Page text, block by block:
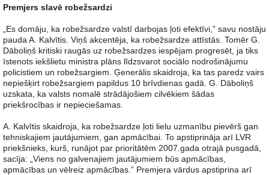
Premjers slavē robežsardzi
„Es domāju, ka robežsardze valstī darbojas ļoti efektīvi,” savu nostāju
pauda A. Kalvītis. Viņš akcentēja, ka robežsardze attīstās. Tomēr G.
Dāboliņš kritiski raugās uz robežsardzes iespējam progresēt, ja tiks
īstenots iekšlietu ministra plāns līdzsvarot sociālo nodrošinājumu
policistiem un robežsargiem. Ģenerālis skaidroja, ka tas paredz vairs
nepiešķirt robežsargiem papildus 10 brīvdienas gadā. G. Dāboliņš
uzskata, ka valsts nomalē strādājošiem cilvēkiem šādas
priekšrocības ir nepieciešamas.
A. Kalvītis skaidroja, ka robežsardze ļoti lielu uzmanību pievērš gan
tehniskajiem jautājumiem, gan apmācībai. To apstiprināja arī LVR
priekšnieks, kurš, runājot par prioritātēm 2007.gada otrajā pusgadā,
sacīja: „Viens no galvenajiem jautājumiem būs apmācības,
apmācības un vēlreiz apmācības.” Premjera vārdus apstiprina arī